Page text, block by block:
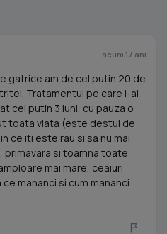
acum 17 ani
gatrice am de cel putin 20 de
Tratamentul pe care l-ai
cel putin 3 luni, cu pauza o
toata viata (este destul de
ce iti este rau si sa nu mai
primavara si toamna toate
mai mare, ceaiuri
mananci si cum mananci.